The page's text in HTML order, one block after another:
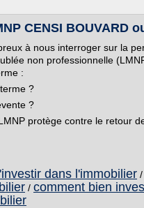
CENSI BOUVARD
à nous interroger sur la
non professionnelle
:
?
?
protège contre le retour
dans l'immobilier /
/ comment bien